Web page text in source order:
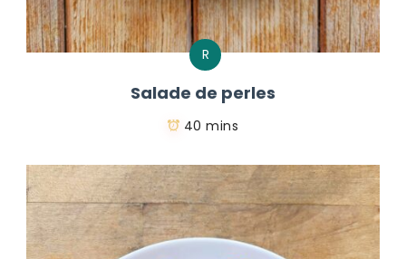
R
Salade de perles
40 mins